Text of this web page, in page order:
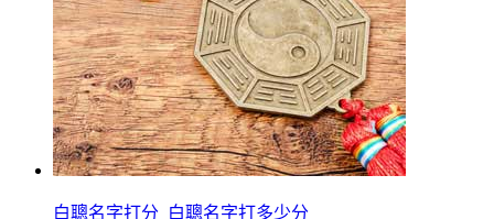
白聰名字打分_白聰名字打多少分